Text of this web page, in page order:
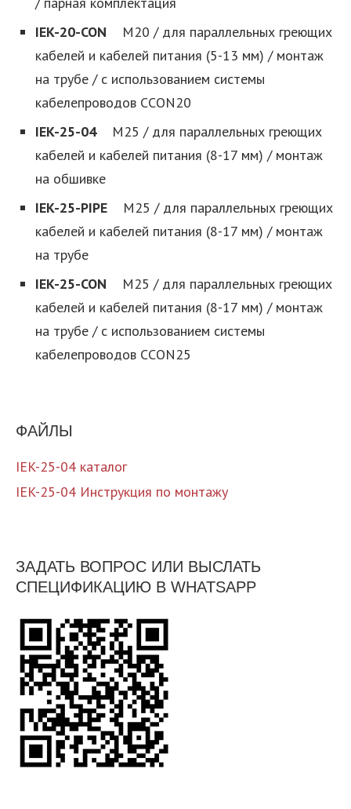
IEK-20-CON
M20 / для параллельных греющих
кабелей и кабелей питания (5-13 мм) / монтаж
на трубе / с использованием системы
кабелепроводов CCON20
IEK-25-04
M25 / для параллельных греющих
кабелей и кабелей питания (8-17 мм) / монтаж
на обшивке
IEK-25-PIPE
M25 / для параллельных греющих
кабелей и кабелей питания (8-17 мм) / монтаж
на трубе
IEK-25-CON
M25 / для параллельных греющих
кабелей и кабелей питания (8-17 мм) / монтаж
на трубе / с использованием системы
кабелепроводов CCON25
ФАЙЛЫ
IEK-25-04 каталог
IEK-25-04 Инструкция по монтажу
ЗАДАТЬ ВОПРОС ИЛИ ВЫСЛАТЬ
СПЕЦИФИКАЦИЮ В WHATSAPP